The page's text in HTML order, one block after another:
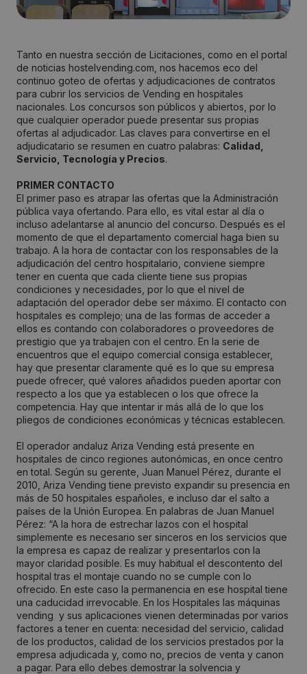
Tanto en nuestra sección de Licitaciones, como en el portal
de noticias hostelvending.com, nos hacemos eco del
continuo goteo de ofertas y adjudicaciones de contratos
para cubrir los servicios de Vending en hospitales
nacionales. Los concursos son públicos y abiertos, por lo
que cualquier operador puede presentar sus propias
ofertas al adjudicador. Las claves para convertirse en el
adjudicatario se resumen en cuatro palabras: Calidad,
Servicio, Tecnología y Precios.
PRIMER CONTACTO
El primer paso es atrapar las ofertas que la Administración
pública vaya ofertando. Para ello, es vital estar al día o
incluso adelantarse al anuncio del concurso. Después es el
momento de que el departamento comercial haga bien su
trabajo. A la hora de contactar con los responsables de la
adjudicación del centro hospitalario, conviene siempre
tener en cuenta que cada cliente tiene sus propias
condiciones y necesidades, por lo que el nivel de
adaptación del operador debe ser máximo. El contacto con
hospitales es complejo; una de las formas de acceder a
ellos es contando con colaboradores o proveedores de
prestigio que ya trabajen con el centro. En la serie de
encuentros que el equipo comercial consiga establecer,
hay que presentar claramente qué es lo que su empresa
puede ofrecer, qué valores añadidos pueden aportar con
respecto a los que ya establecen o los que ofrece la
competencia. Hay que intentar ir más allá de lo que los
pliegos de condiciones económicas y técnicas establecen.
El operador andaluz Ariza Vending está presente en
hospitales de cinco regiones autonómicas, en once centro
en total. Según su gerente, Juan Manuel Pérez, durante el
2010, Ariza Vending tiene previsto expandir su presencia en
más de 50 hospitales españoles, e incluso dar el salto a
países de la Unión Europea. En palabras de Juan Manuel
Pérez: “A la hora de estrechar lazos con el hospital
simplemente es necesario ser sinceros en los servicios que
la empresa es capaz de realizar y presentarlos con la
mayor claridad posible. Es muy habitual el descontento del
hospital tras el montaje cuando no se cumple con lo
ofrecido. En este caso la permanencia en ese hospital tiene
una caducidad irrevocable. En los Hospitales las máquinas
vending y sus aplicaciones vienen determinadas por varios
factores a tener en cuenta: necesidad del servicio, calidad
de los productos, calidad de los servicios prestados por la
empresa adjudicada y, como no, precios de venta y canon
a pagar. Para ello debes demostrar la solvencia y